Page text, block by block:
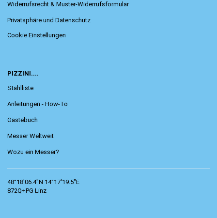
Widerrufsrecht & Muster-Widerrufsformular
Privatsphäre und Datenschutz
Cookie Einstellungen
PIZZINI....
Stahlliste
Anleitungen - How-To
Gästebuch
Messer Weltweit
Wozu ein Messer?
48°18'06.4"N 14°17'19.5"E
872Q+PG Linz